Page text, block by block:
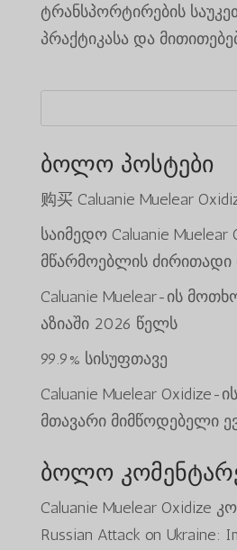
ტრანსპორტირების
პრაქტიკასა და
ბოლო პოსტები
购买 Caluanie Muelear
საიმედო Caluanie Muelear
მწარმოებლის
Caluanie Muelear-ის
აზიაში 2026 წელს
99.9% სისუფთავე
Caluanie Muelear
მთავარი მიმწოდებელი
ბოლო
Caluanie Muelear Oxidize
Russian Attack on Ukraine: